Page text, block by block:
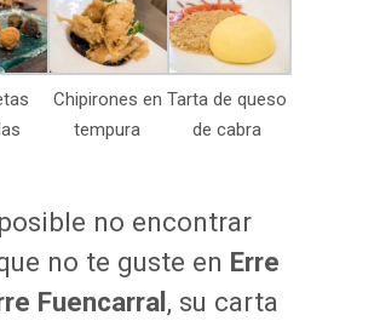
Chipirones en
tempura
Tarta de queso
de cabra
no encontrar
no te guste en Erre
Fuencarral , su carta